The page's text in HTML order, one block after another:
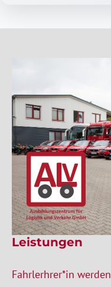
Leistungen
Fahrlerhrer*in werden